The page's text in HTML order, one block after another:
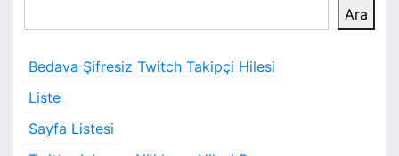
z
i
Ara
Bedava Şifresiz Twitch Takipçi Hilesi
Liste
Sayfa Listesi